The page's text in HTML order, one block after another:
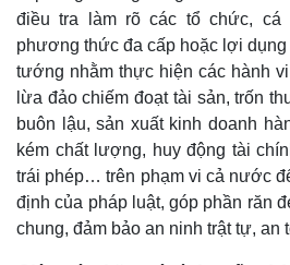
Thế giới
Quan sát
Cuộc sống đó đây
Hồ sơ
Ảnh
E-
điều tra làm rõ các tổ chức, cá
phương thức đa cấp hoặc lợi
tướng nhằm thực hiện các hành
lừa đảo chiếm đoạt tài sản, trốn
buôn lậu, sản xuất kinh doanh
kém chất lượng, huy động tài
trái phép… trên phạm vi cả nước
định của pháp luật, góp phần răn
chung, đảm bảo an ninh trật tự, an